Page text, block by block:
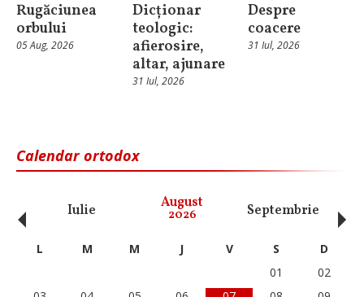
Rugăciunea
orbului
05 Aug, 2026
Dicționar
teologic:
afierosire,
altar, ajunare
31 Iul, 2026
Despre
coacere
31 Iul, 2026
Calendar ortodox
Iulie August
2026 Septembrie
‹ L M M J V S
D
01
02